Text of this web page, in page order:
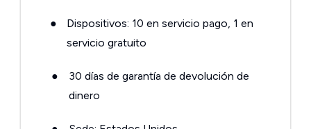
●
Dispositivos: 10 en servicio pago, 1 en
servicio gratuito
●
30 días de garantía de devolución de
dinero